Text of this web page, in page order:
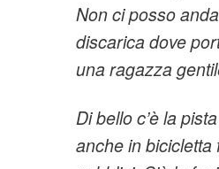
Non ci posso
discarica dove
una ragazza
Di bello c’è la
anche in bicicletta